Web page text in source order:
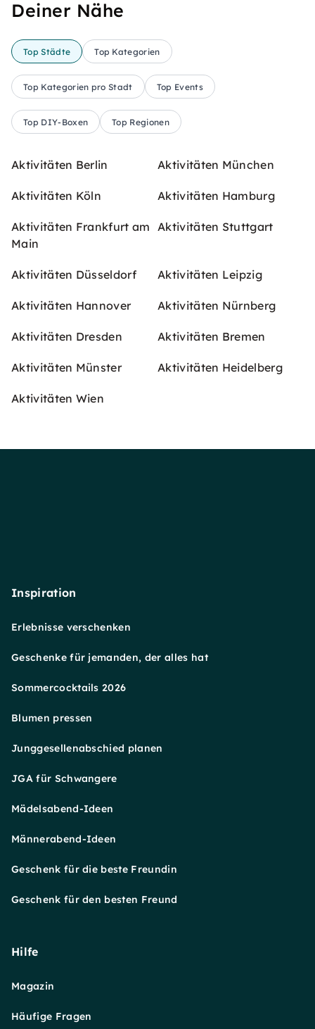
Deiner Nähe
Top Städte Top Kategorien
Top Kategorien pro Stadt Top Events
Top DIY-Boxen Top Regionen
Aktivitäten Berlin Aktivitäten München
Aktivitäten Köln Aktivitäten Hamburg
Aktivitäten Frankfurt am
Main
Aktivitäten Stuttgart
Aktivitäten Düsseldorf Aktivitäten Leipzig
Aktivitäten Hannover Aktivitäten Nürnberg
Aktivitäten Dresden Aktivitäten Bremen
Aktivitäten Münster Aktivitäten Heidelberg
Aktivitäten Wien
Inspiration
Erlebnisse verschenken
Geschenke für jemanden, der alles hat
Sommercocktails 2026
Blumen pressen
Junggesellenabschied planen
JGA für Schwangere
Mädelsabend-Ideen
Männerabend-Ideen
Geschenk für die beste Freundin
Geschenk für den besten Freund
Hilfe
Magazin
Häufige Fragen